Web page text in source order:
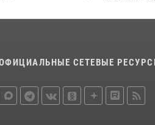
СЕТЕВЫЕ